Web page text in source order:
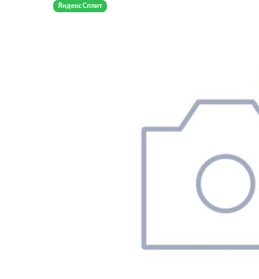
Яндекс Сплит